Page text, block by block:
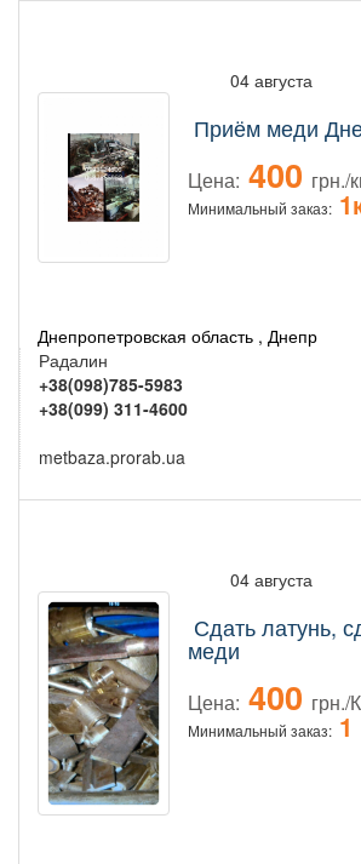
04 августа
Приём меди
Цена: 400 грн./
Минимальный заказ:
Днепропетровская область , Днепр
Радалин
+38(098)785-5983
+38(099) 311-4600
metbaza.prorab.ua
04 августа
Сдать латунь,
меди
Цена: 400 грн./
Минимальный заказ: 1